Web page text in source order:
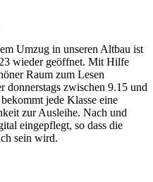
Umzug in unseren Altbau ist
wieder geöffnet. Mit Hilfe
Raum zum Lesen
donnerstags zwischen 9.15 und
jede Klasse eine
zur Ausleihe. Nach und
eingepflegt, so dass die
sein wird.